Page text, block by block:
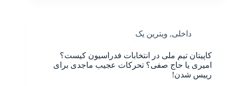
داخلی, ویترین یک
کاپیتان تیم ملی در انتخابات فدراسیون کیست؟
امیری یا حاج صفی؟ تحرکات عجیب ماجدی برای
رییس شدن!